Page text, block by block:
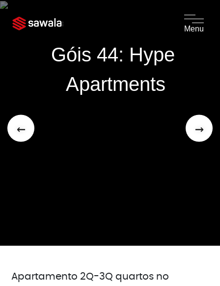
Menu
← →
Góis 44: Hype
Apartments
Apartamento 2Q-3Q quartos no